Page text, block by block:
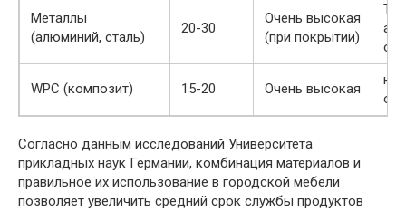
Металлы
(алюминий, сталь)
20-30
Очень высокая
(при покрытии)
WPC (композит) 15-20 Очень высокая
не
Согласно данным исследований Университета
прикладных наук Германии, комбинация материалов и
правильное их использование в городской мебели
позволяет увеличить средний срок службы продуктов